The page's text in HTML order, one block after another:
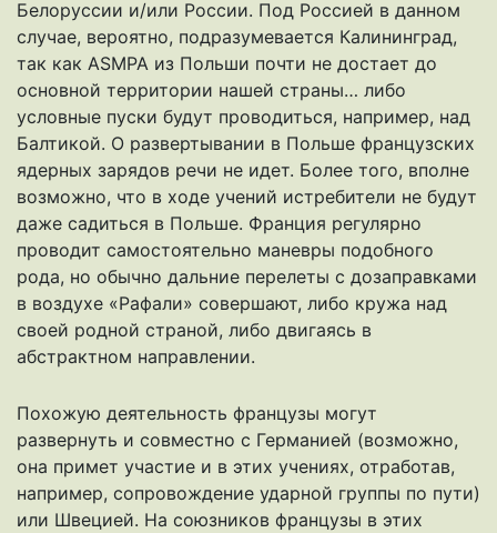
Белоруссии и/или России. Под Россией в данном
случае, вероятно, подразумевается Калининград,
так как ASMPA из Польши почти не достает до
основной территории нашей страны… либо
условные пуски будут проводиться, например, над
Балтикой. О развертывании в Польше французских
ядерных зарядов речи не идет. Более того, вполне
возможно, что в ходе учений истребители не будут
даже садиться в Польше. Франция регулярно
проводит самостоятельно маневры подобного
рода, но обычно дальние перелеты с дозаправками
в воздухе «Рафали» совершают, либо кружа над
своей родной страной, либо двигаясь в
абстрактном направлении.
Похожую деятельность французы могут
развернуть и совместно с Германией (возможно,
она примет участие и в этих учениях, отработав,
например, сопровождение ударной группы по пути)
или Швецией. На союзников французы в этих